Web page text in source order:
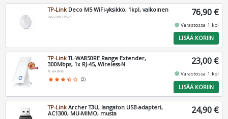
TP-Link Deco M5 WiFi-yksikkö, 1kpl, valkoinen
DECO-M5(1-PACK) 76,90 €
fiber_manual_recordVarastossa 1 kpl
LISÄÄ KORIIN
TP-LinkTL-WA850RE Range Extender,
300Mbps, 1x RJ-45, Wireless-N
TL-WA850RE
star star star star_half star_border (2)
23,00 €
fiber_manual_recordVarastossa 1 kpl
LISÄÄ KORIIN
TP-Link Archer T3U, langaton USB-adapteri,
AC1300, MU-MIMO, musta
24,90 €